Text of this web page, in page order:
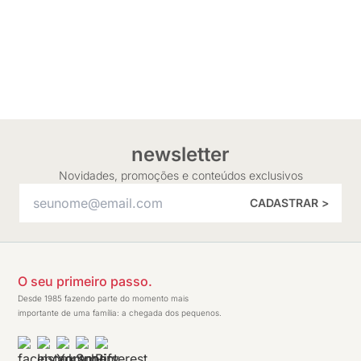
newsletter
Novidades, promoções e conteúdos exclusivos
CADASTRAR >
O seu primeiro passo.
Desde 1985 fazendo parte do momento mais
importante de uma família: a chegada dos pequenos.